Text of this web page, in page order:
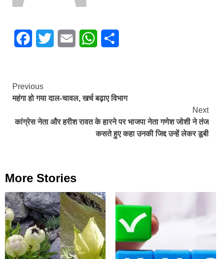
FacebookTwitter Email WhatsApp
Continue
Reading
Previous
महंगा हो गया दाल-चावल, खर्च बढ़ाए विभाग
Next
कांग्रेस नेता और हरीश रावत के हारने पर भाजपा नेता गणेश जोशी ने तंज
कसते हुए कहा उनकी जिद्द उन्हें लेकर डूबी
More Stories